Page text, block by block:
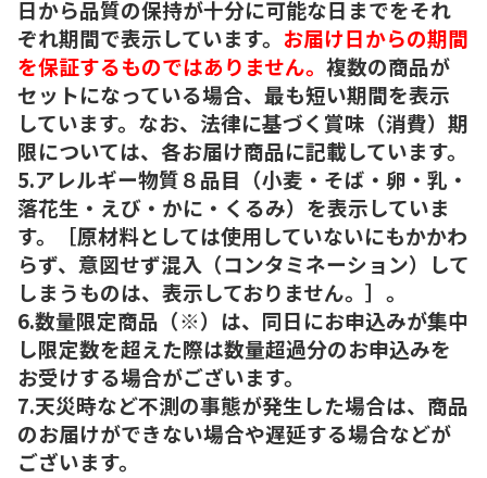
日から品質の保持が十分に可能な日までをそれ
ぞれ期間で表示しています。 お届け日からの期間
を保証するものではありません。 複数の商品が
セットになっている場合、最も短い期間を表示
しています。なお、法律に基づく賞味（消費）期
限については、各お届け商品に記載しています。
5.アレルギー物質８品目（小麦・そば・卵・乳・
落花生・えび・かに・くるみ）を表示していま
す。［原材料としては使用していないにもかかわ
らず、意図せず混入（コンタミネーション）して
しまうものは、表示しておりません。］。
6.数量限定商品（※）は、同日にお申込みが集中
し限定数を超えた際は数量超過分のお申込みを
お受けする場合がございます。
7.天災時など不測の事態が発生した場合は、商品
のお届けができない場合や遅延する場合などが
ございます。